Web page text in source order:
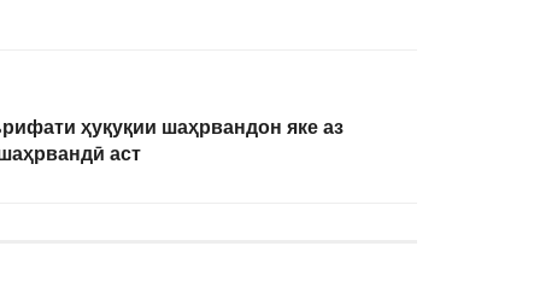
ҳуқуқии шаҳрвандон яке аз
аст